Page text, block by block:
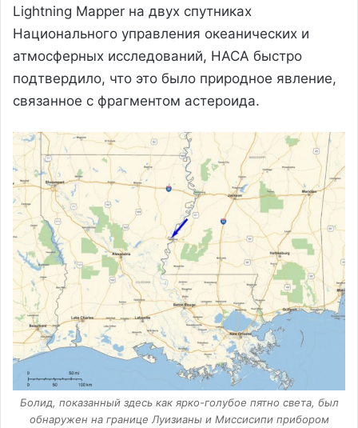
Lightning Mapper на двух спутниках
Национального управления океанических и
атмосферных исследований, НАСА быстро
подтвердило, что это было природное явление,
связанное с фрагментом астероида.
Болид, показанный здесь как ярко-голубое пятно света, был
обнаружен на границе Луизианы и Миссисипи прибором